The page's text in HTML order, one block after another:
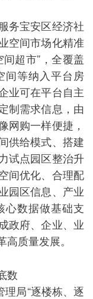
宝安区经济社
空间市场化精准
超市”，全覆盖
间等纳入平台房
业可在平台自主
制需求信息，由
网购一样便捷，
供给模式、搭建
试点园区整治升
间优化、合理配
园区信息、产业
心数据做基础支
政府、企业、业
质量发展。
数
局“逐楼栋、逐